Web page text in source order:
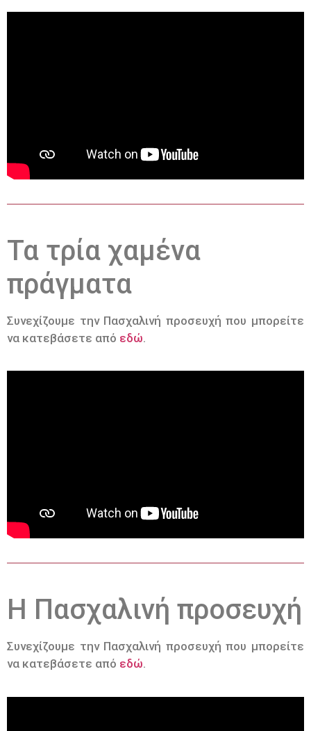
Τα τρία χαμένα
πράγματα
Συνεχίζουμε την Πασχαλινή προσευχή που μπορείτε
να κατεβάσετε από εδώ.
Η Πασχαλινή προσευχή
Συνεχίζουμε την Πασχαλινή προσευχή που μπορείτε
να κατεβάσετε από εδώ.